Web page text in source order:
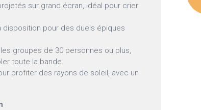
sur grand écran, idéal pour crier
pour des duels épiques
groupes de 30 personnes ou plus,
toute la bande.
profiter des rayons de soleil, avec un